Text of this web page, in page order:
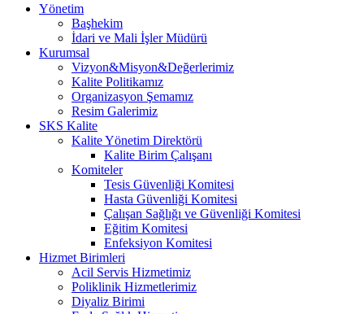
Yönetim
Başhekim
İdari ve Mali İşler Müdürü
Kurumsal
Vizyon&Misyon&Değerlerimiz
Kalite Politikamız
Organizasyon Şemamız
Resim Galerimiz
SKS Kalite
Kalite Yönetim Direktörü
Kalite Birim Çalışanı
Komiteler
Tesis Güvenliği Komitesi
Hasta Güvenliği Komitesi
Çalışan Sağlığı ve Güvenliği Komitesi
Eğitim Komitesi
Enfeksiyon Komitesi
Hizmet Birimleri
Acil Servis Hizmetimiz
Poliklinik Hizmetlerimiz
Diyaliz Birimi